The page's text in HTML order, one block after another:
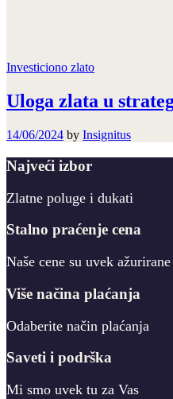
Investiciono zlato
Uloga zlata u
14/06/2024 by Insignitus
Najveći izbor
Zlatne poluge i dukati
Stalno praćenje cena
Naše cene su uvek ažurirane
Više načina plaćanja
Odaberite način plaćanja
Saveti i podrška
Mi smo uvek tu za Vas